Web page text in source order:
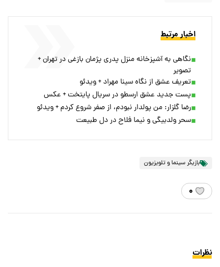
اخبار مرتبط
نگاهی به آشپزخانه منزل پدری پژمان بازغی در تهران +
تصویر
تعریف عشق از نگاه سینا مهراد + ویدئو
پست جدید عشق ارسطو در سریال پایتخت + عکس
رضا گلزار: من پولدار نبودم، از صفر شروع کردم + ویدئو
سحر ولدبیگی و نیما فلاح در دل طبیعت
بازیگر سینما و تلویزیون
۰
نظرات